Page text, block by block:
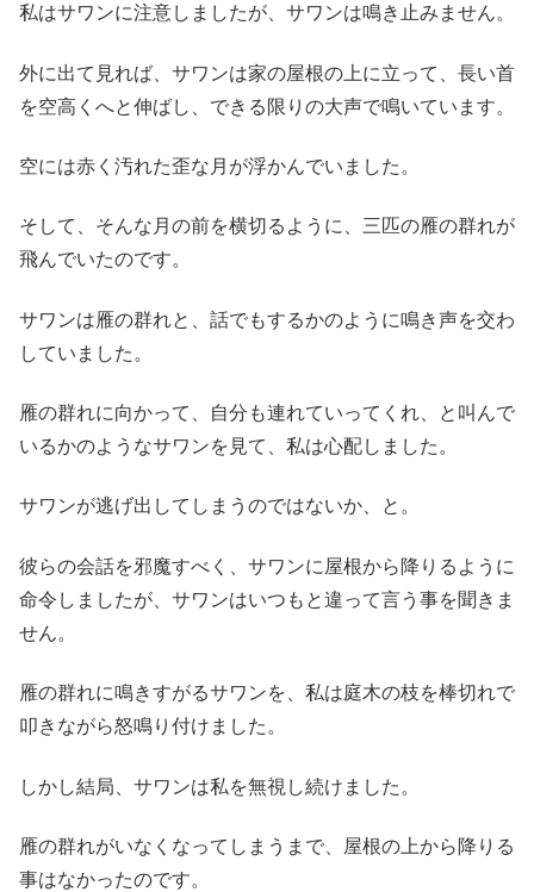
私はサワンに注意しましたが、サワンは鳴き止みません。
外に出て見れば、サワンは家の屋根の上に立って、長い首
を空高くへと伸ばし、できる限りの大声で鳴いています。
空には赤く汚れた歪な月が浮かんでいました。
そして、そんな月の前を横切るように、三匹の雁の群れが
飛んでいたのです。
サワンは雁の群れと、話でもするかのように鳴き声を交わ
していました。
雁の群れに向かって、自分も連れていってくれ、と叫んで
いるかのようなサワンを見て、私は心配しました。
サワンが逃げ出してしまうのではないか、と。
彼らの会話を邪魔すべく、サワンに屋根から降りるように
命令しましたが、サワンはいつもと違って言う事を聞きま
せん。
雁の群れに鳴きすがるサワンを、私は庭木の枝を棒切れで
叩きながら怒鳴り付けました。
しかし結局、サワンは私を無視し続けました。
雁の群れがいなくなってしまうまで、屋根の上から降りる
事はなかったのです。